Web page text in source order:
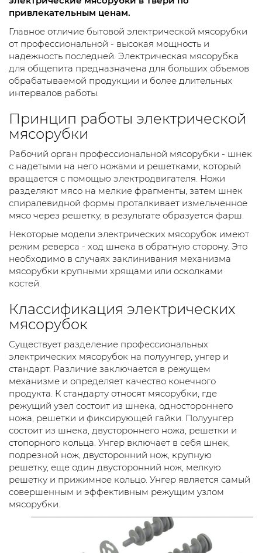
привлекательным ценам.
Главное отличие бытовой электрической мясорубки
от профессиональной - высокая мощность и
надежность последней. Электрическая мясорубка
для общепита предназначена для больших объемов
обрабатываемой продукции и более длительных
интервалов работы.
Принцип работы электрической
мясорубки
Рабочий орган профессиональной мясорубки - шнек
с надетыми на него ножами и решетками, который
вращается с помощью электродвигателя. Ножи
разделяют мясо на мелкие фрагменты, затем шнек
спиралевидной формы проталкивает измельченное
мясо через решетку, в результате образуется фарш.
Некоторые модели электрических мясорубок имеют
режим реверса - ход шнека в обратную сторону. Это
необходимо в случаях заклинивания механизма
мясорубки крупными хрящами или осколками
костей.
Классификация электрических
мясорубок
Существует разделение профессиональных
электрических мясорубок на полуунгер, унгер и
стандарт. Различие заключается в режущем
механизме и определяет качество конечного
продукта. К стандарту относят мясорубки, где
режущий узел состоит из шнека, одностороннего
ножа, решетки и фиксирующей гайки. Полуунгер
состоит из шнека, двустороннего ножа, решетки и
стопорного кольца. Унгер включает в себя шнек,
подрезной нож, двусторонний нож, крупную
решетку, еще один двусторонний нож, мелкую
решетку и прижимное кольцо. Унгер является самый
совершенным и эффективным режущим узлом
мясорубки.